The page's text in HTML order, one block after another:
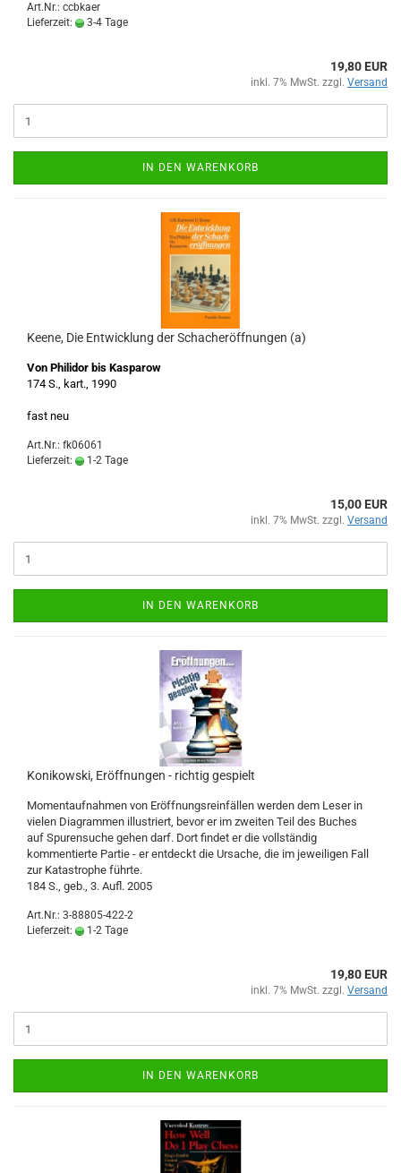
Art.Nr.: ccbkaer
Lieferzeit:
3-4 Tage
19,80 EUR
inkl. 7% MwSt. zzgl. Versand
IN DEN WARENKORB
Keene, Die Entwicklung der Schacheröffnungen (a)
Von Philidor bis Kasparow
174 S., kart., 1990
fast neu
Art.Nr.: fk06061
Lieferzeit:
1-2 Tage
15,00 EUR
inkl. 7% MwSt. zzgl. Versand
IN DEN WARENKORB
Konikowski, Eröffnungen - richtig gespielt
Momentaufnahmen von Eröffnungsreinfällen werden dem Leser in
vielen Diagrammen illustriert, bevor er im zweiten Teil des Buches
auf Spurensuche gehen darf. Dort findet er die vollständig
kommentierte Partie - er entdeckt die Ursache, die im jeweiligen Fall
zur Katastrophe führte.
184 S., geb., 3. Aufl. 2005
Art.Nr.: 3-88805-422-2
Lieferzeit:
1-2 Tage
19,80 EUR
inkl. 7% MwSt. zzgl. Versand
IN DEN WARENKORB